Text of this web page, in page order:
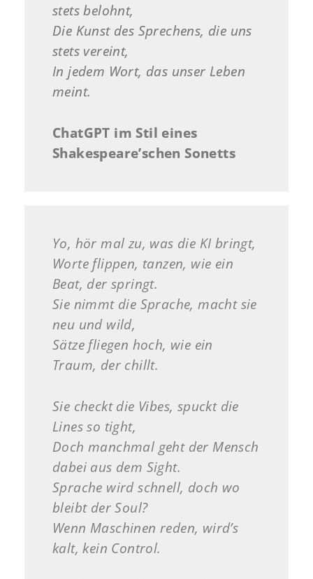
stets belohnt,
Die Kunst des Sprechens, die uns
stets vereint,
In jedem Wort, das unser Leben
meint.
ChatGPT im Stil eines
Shakespeare’schen Sonetts
Yo, hör mal zu, was die KI bringt,
Worte flippen, tanzen, wie ein
Beat, der springt.
Sie nimmt die Sprache, macht sie
neu und wild,
Sätze fliegen hoch, wie ein
Traum, der chillt.
Sie checkt die Vibes, spuckt die
Lines so tight,
Doch manchmal geht der Mensch
dabei aus dem Sight.
Sprache wird schnell, doch wo
bleibt der Soul?
Wenn Maschinen reden, wird’s
kalt, kein Control.